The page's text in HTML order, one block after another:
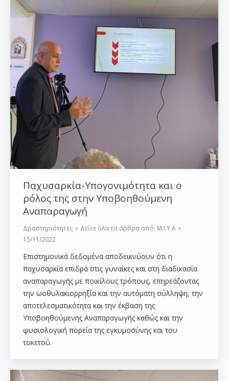
Παχυσαρκία-Υπογονιμότητα και ο
ρόλος της στην Υποβοηθούμενη
Αναπαραγωγή
Δραστηριότητες Δείτε όλα τα άρθρα από: Μ.Ι.Υ.Α
15/11/2022
Επιστημονικά δεδομένα αποδεικνύουν ότι η
παχυσαρκία επιδρά στις γυναίκες και στη διαδικασία
αναπαραγωγής με ποικίλους τρόπους, επηρεάζοντας
την ωοθυλακιορρηξία και την αυτόματη σύλληψη, την
αποτελεσματικότητα και την έκβαση της
Υποβοηθούμενης Αναπαραγωγής καθώς και την
φυσιολογική πορεία της εγκυμοσύνης και του
τοκετού.